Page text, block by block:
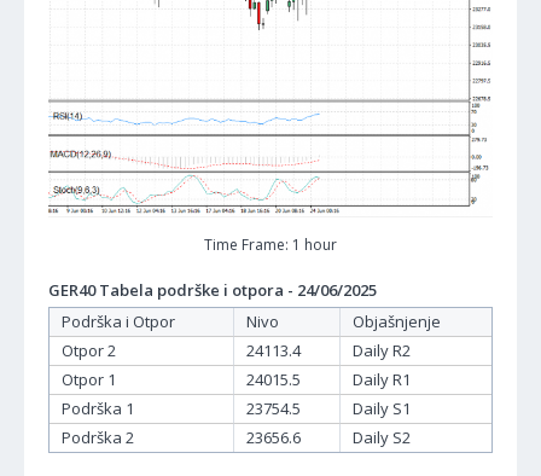
Time Frame: 1 hour
GER40 Tabela podrške i otpora - 24/06/2025
Podrška i Otpor
Nivo
Objašnjenje
Otpor 2
24113.4
Daily R2
Otpor 1
24015.5
Daily R1
Podrška 1
23754.5
Daily S1
Podrška 2
23656.6 Daily S2